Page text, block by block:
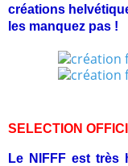
créations
les manquez pas !
SELECTION
Le NIFFF est très